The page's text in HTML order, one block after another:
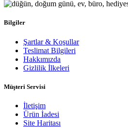
Bilgiler
Şartlar & Koşullar
Teslimat Bilgileri
Hakkımızda
Gizlilik İlkeleri
Müşteri Servisi
İletişim
Ürün İadesi
Site Haritası